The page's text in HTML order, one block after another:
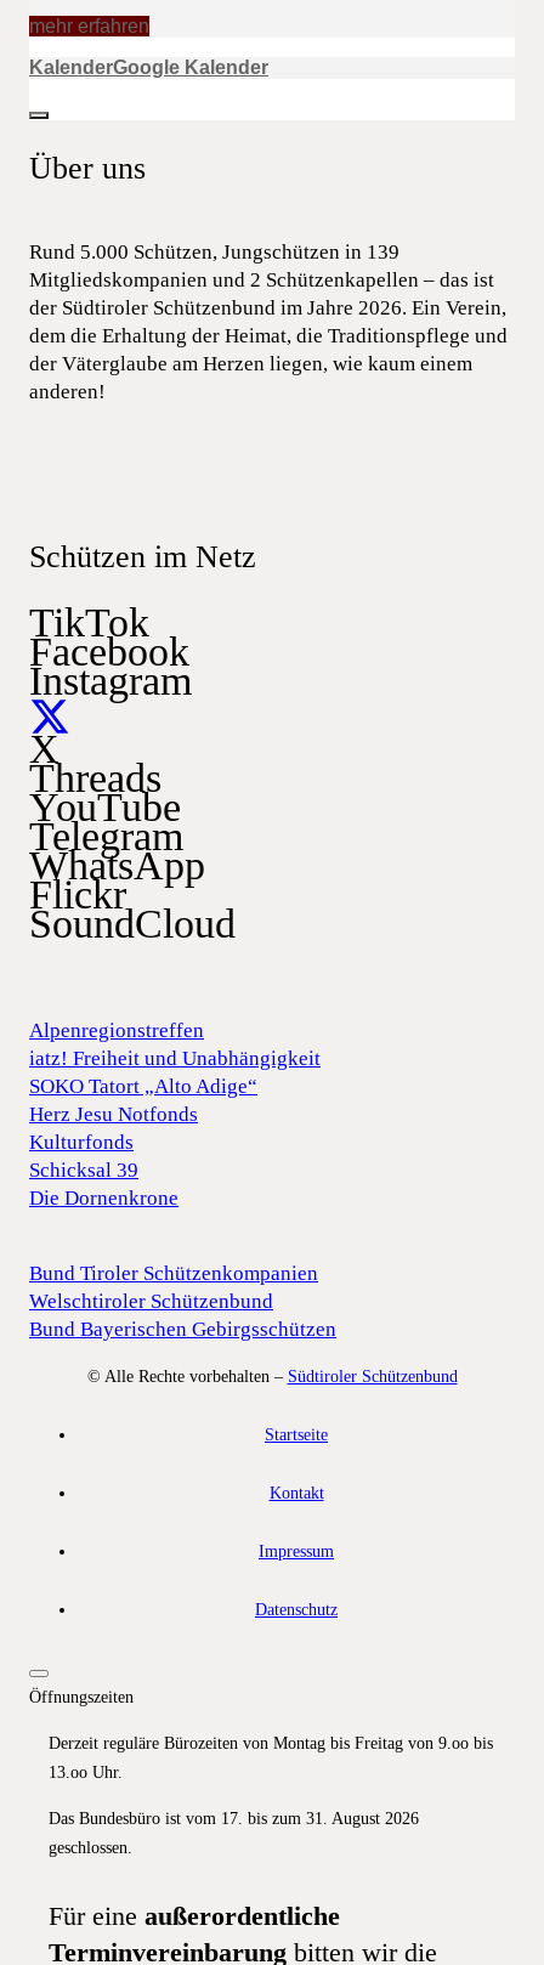
mehr erfahren
KalenderGoogle Kalender
Über uns
Rund 5.000 Schützen, Jungschützen in 139
Mitgliedskompanien und 2 Schützenkapellen – das ist
der Südtiroler Schützenbund im Jahre 2026. Ein Verein,
dem die Erhaltung der Heimat, die Traditionspflege und
der Väterglaube am Herzen liegen, wie kaum einem
anderen!
Schützen im Netz
TikTok
Facebook
Instagram
X
Threads
YouTube
Telegram
WhatsApp
Flickr
SoundCloud
Alpenregionstreffen
iatz! Freiheit und Unabhängigkeit
SOKO Tatort „Alto Adige“
Herz Jesu Notfonds
Kulturfonds
Schicksal 39
Die Dornenkrone
Bund Tiroler Schützenkompanien
Welschtiroler Schützenbund
Bund Bayerischen Gebirgsschützen
© Alle Rechte vorbehalten – Südtiroler Schützenbund
Startseite
Kontakt
Impressum
Datenschutz
Öffnungszeiten
Derzeit reguläre Bürozeiten von Montag bis Freitag von 9.oo bis
13.oo Uhr.
Das Bundesbüro ist vom 17. bis zum 31. August 2026
geschlossen.
Für eine außerordentliche
Terminvereinbarung bitten wir die